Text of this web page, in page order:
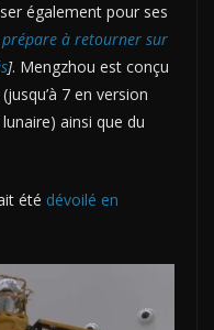
également pour ses
prépare à retourner sur
]. Mengzhou est conçu
7 en version
ainsi que du
été dévoilé en